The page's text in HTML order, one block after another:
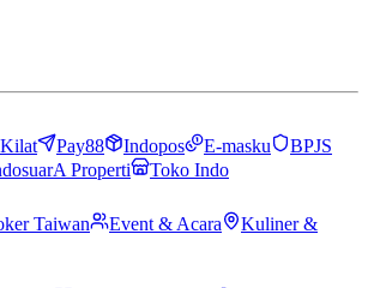
Pay88 Indopos E-masku
BPJS
Properti Toko Indo
Taiwan Event & Acara
Kuliner &